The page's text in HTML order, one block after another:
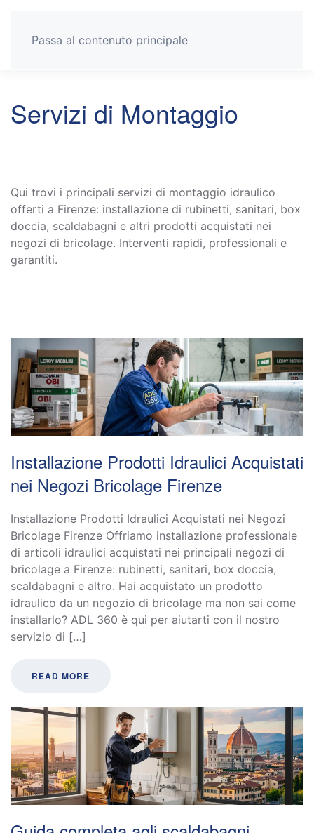
Passa al contenuto principale
Servizi di Montaggio
Qui trovi i principali servizi di montaggio idraulico
offerti a Firenze: installazione di rubinetti, sanitari, box
doccia, scaldabagni e altri prodotti acquistati nei
negozi di bricolage. Interventi rapidi, professionali e
garantiti.
Installazione Prodotti Idraulici Acquistati
nei Negozi Bricolage Firenze
Installazione Prodotti Idraulici Acquistati nei Negozi
Bricolage Firenze Offriamo installazione professionale
di articoli idraulici acquistati nei principali negozi di
bricolage a Firenze: rubinetti, sanitari, box doccia,
scaldabagni e altro. Hai acquistato un prodotto
idraulico da un negozio di bricolage ma non sai come
installarlo? ADL 360 è qui per aiutarti con il nostro
servizio di […]
READ MORE